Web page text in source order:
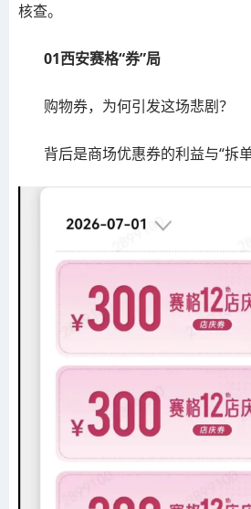
核查。
01西安赛格“券”局
购物券，为何引发这场悲剧？
背后是商场优惠券的利益与“拆